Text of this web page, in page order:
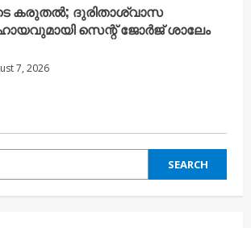
കരുതൽ; ദുരിതാശ്വാസ
സെന്റ് ജോർജ് ശാലേം
7, 2026
SEARCH